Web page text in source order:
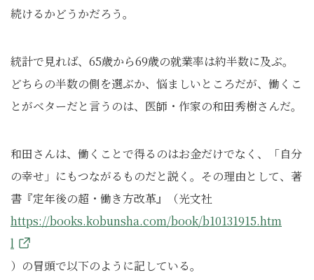
続けるかどうかだろう。
統計で見れば、65歳から69歳の就業率は約半数に及ぶ。
どちらの半数の側を選ぶか、悩ましいところだが、働くこ
とがベターだと言うのは、医師・作家の和田秀樹さんだ。
和田さんは、働くことで得るのはお金だけでなく、「自分
の幸せ」にもつながるものだと説く。その理由として、著
書『定年後の超・働き方改革』（光文社
https://books.kobunsha.com/book/b10131915.htm
l
）の冒頭で以下のように記している。